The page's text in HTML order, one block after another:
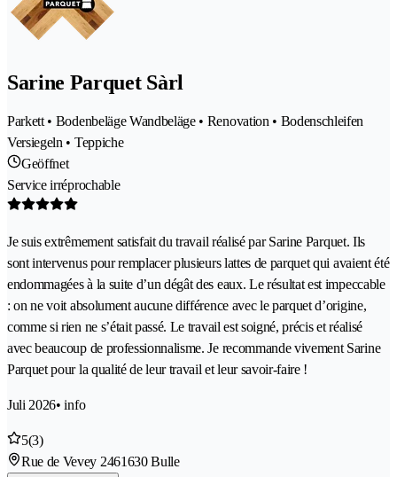
Sarine Parquet Sàrl
Parkett • Bodenbeläge Wandbeläge • Renovation • Bodenschleifen
Versiegeln • Teppiche
Geöffnet
Service irréprochable
Je suis extrêmement satisfait du travail réalisé par Sarine Parquet. Ils
sont intervenus pour remplacer plusieurs lattes de parquet qui avaient été
endommagées à la suite d’un dégât des eaux. Le résultat est impeccable
: on ne voit absolument aucune différence avec le parquet d’origine,
comme si rien ne s’était passé. Le travail est soigné, précis et réalisé
avec beaucoup de professionnalisme. Je recommande vivement Sarine
Parquet pour la qualité de leur travail et leur savoir-faire !
Juli 2026• info
5(3)
Rue de Vevey 2461630 Bulle